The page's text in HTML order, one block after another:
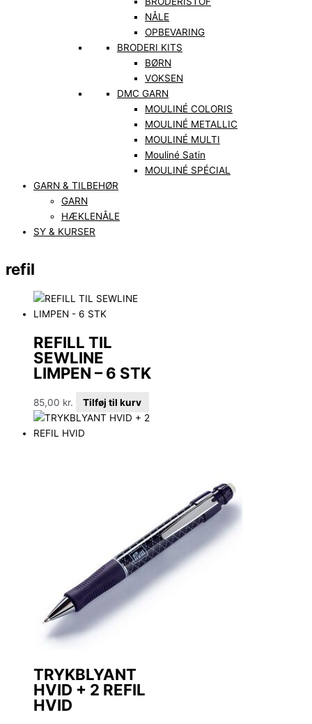
NÅLE
OPBEVARING
BRODERI KITS
BØRN
VOKSEN
DMC GARN
MOULINÉ COLORIS
MOULINÉ METALLIC
MOULINÉ MULTI
Mouliné Satin
MOULINÉ SPÉCIAL
GARN & TILBEHØR
GARN
HÆKLENÅLE
SY & KURSER
refil
REFILL TIL
SEWLINE
LIMPEN – 6 STK
85,00 kr. Tilføj til kurv
TRYKBLYANT
HVID + 2 REFIL
HVID